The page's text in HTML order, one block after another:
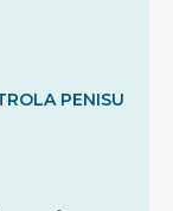
PENISU